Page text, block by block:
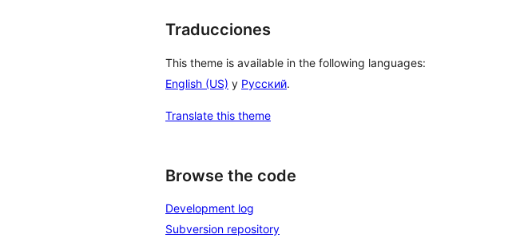
Traducciones
This theme is available in the following languages:
English (US) y Русский.
Translate this theme
Browse the code
Development log
Subversion repository